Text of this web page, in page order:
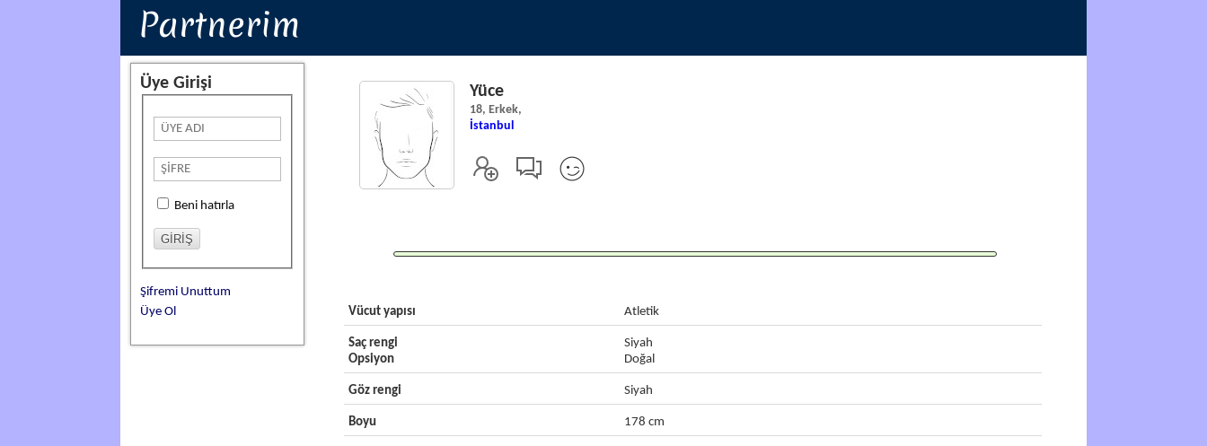
Partnerim
Üye Girişi
Beni hatırla
Şifremi Unuttum
Üye Ol
Yüce
18, Erkek,
İstanbul
Vücut yapısı Atletik
Saç rengi
Opsiyon
Siyah
Doğal
Göz rengi Siyah
Boyu 178 cm